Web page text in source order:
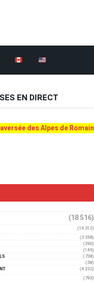
EN DIRECT
des Alpes de Romain
(18 516)
(14 312)
(3 358)
(390)
(149)
(738)
(38)
(4 232)
(793)